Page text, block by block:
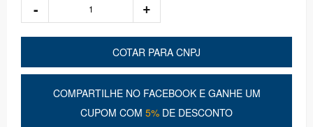
COTAR PARA CNPJ
COMPARTILHE NO FACEBOOK E GANHE UM
CUPOM COM 5% DE DESCONTO